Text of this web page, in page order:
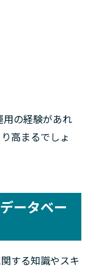
の経験があれ
高まるでしょ
ータベー
する知識やスキ